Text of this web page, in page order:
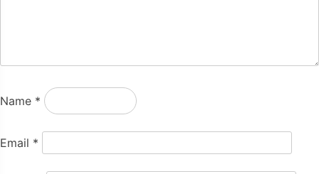
Name *
Email *